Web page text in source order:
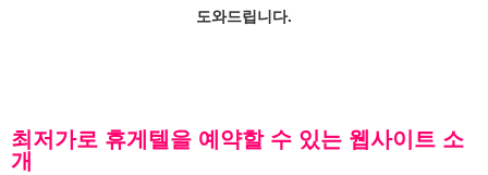
도와드립니다.
최저가로 휴게텔을 예약할 수 있는 웹사이트 소
개